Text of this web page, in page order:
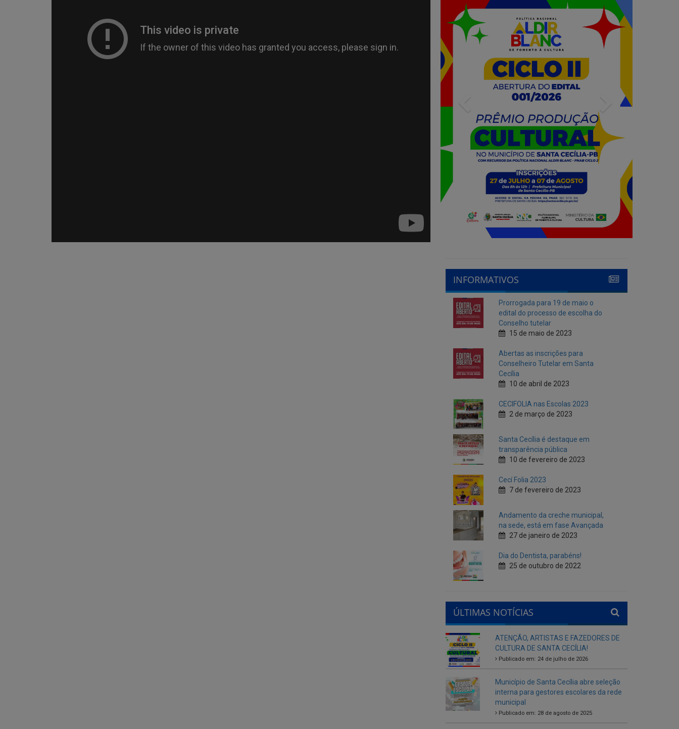
Previous Next
INFORMATIVOS
Conselho tutelar
15 de maio de 2023
Abertas as inscrições para
Conselheiro Tutelar em Santa
Cecília
CECIFOLIA nas Escolas 2023
2 de março de 2023
Santa Cecília é destaque em
transparência pública
10 de fevereiro de 2023
Cecí Folia 2023
7 de fevereiro de 2023
Andamento da creche municipal,
na sede, está em fase Avançada
Dia do Dentista, parabéns!
25 de outubro de 2022
ÚLTIMAS NOTÍCIAS
CULTURA DE SANTA CECÍLIA!
Município de Santa Cecília abre seleção
interna para gestores escolares da rede
municipal
Encerramos com chave de ouro!
Feira do Empreendedor
Publicado em: 26 de agosto de 2025